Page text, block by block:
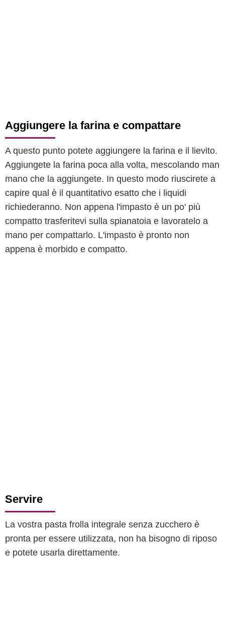
Aggiungere la farina e compattare
A questo punto potete aggiungere la farina e il lievito.
Aggiungete la farina poca alla volta, mescolando man
mano che la aggiungete. In questo modo riuscirete a
capire qual è il quantitativo esatto che i liquidi
richiederanno. Non appena l'impasto è un po' più
compatto trasferitevi sulla spianatoia e lavoratelo a
mano per compattarlo. L'impasto è pronto non
appena è morbido e compatto.
Servire
La vostra pasta frolla integrale senza zucchero è
pronta per essere utilizzata, non ha bisogno di riposo
e potete usarla direttamente.